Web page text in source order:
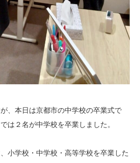
、本日は京都市の中学校の卒業式で
は２名が中学校を卒業しました。
小学校・中学校・高等学校を卒業した